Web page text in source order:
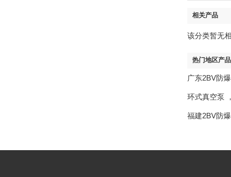
相关产品
该分类暂无
热门地区产品
广东2BV防
环式真空泵 ，
福建2BV防